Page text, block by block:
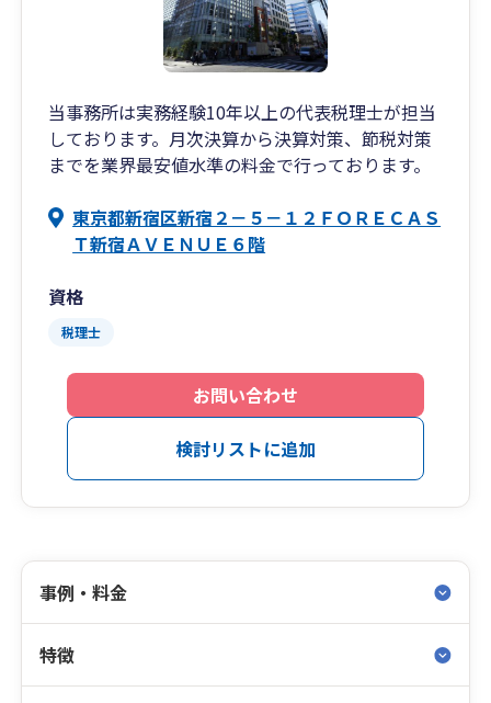
当事務所は実務経験10年以上の代表税理士が担当
しております。月次決算から決算対策、節税対策
までを業界最安値水準の料金で行っております。
東京都新宿区新宿２－５－１２ＦＯＲＥＣＡＳ
Ｔ新宿ＡＶＥＮＵＥ６階
資格
税理士
お問い合わせ
検討リストに追加
事例・料金
特徴